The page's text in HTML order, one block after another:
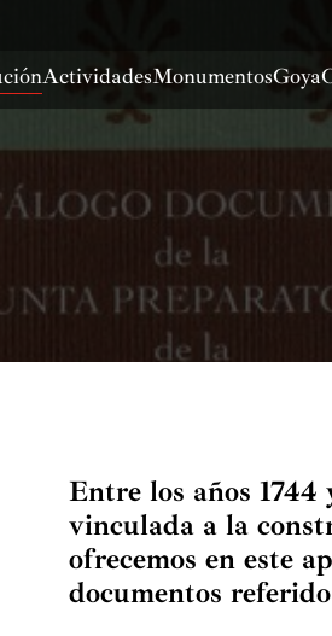
ActividadesMonumentosGoya
Entre los años
vinculada a la
ofrecemos en este
documentos